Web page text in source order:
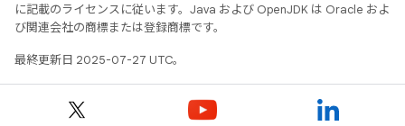
に記載のライセンスに従います。Java および OpenJDK は Oracle およ
び関連会社の商標または登録商標です。
最終更新日 2025-07-27 UTC。